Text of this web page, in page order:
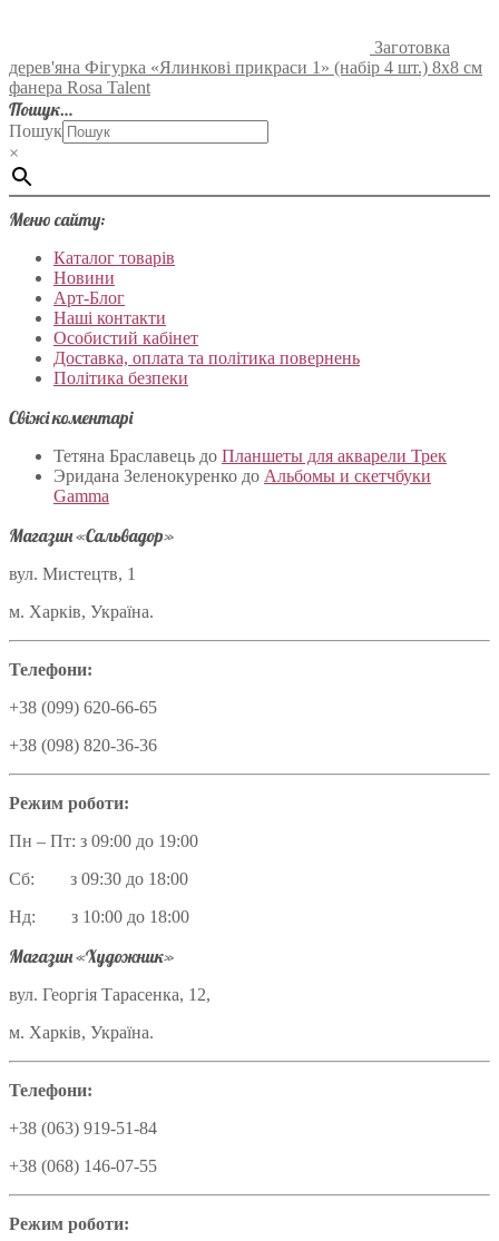
Заготовка
дерев'яна Фігурка «Ялинкові прикраси 1» (набір 4 шт.) 8х8 см
фанера Rosa Talent
Пошук…
Пошук
×
Меню сайту:
Каталог товарів
Новини
Арт-Блог
Наші контакти
Особистий кабінет
Доставка, оплата та політика повернень
Політика безпеки
Свіжі коментарі
Тетяна Браславець до Планшеты для акварели Трек
Эридана Зеленокуренко до Альбомы и скетчбуки
Gamma
Магазин «Сальвадор»
вул. Мистецтв, 1
м. Харків, Україна.
Телефони:
+38 (099) 620-66-65
+38 (098) 820-36-36
Режим роботи:
Пн – Пт: з 09:00 до 19:00
Сб: з 09:30 до 18:00
Нд: з 10:00 до 18:00
Магазин «Художник»
вул. Георгія Тарасенка, 12,
м. Харків, Україна.
Телефони:
+38 (063) 919-51-84
+38 (068) 146-07-55
Режим роботи: